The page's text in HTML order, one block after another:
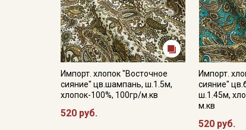
Импорт. хлопок "Восточное
сияние" цв.шампань, ш.1.5м,
хлопок-100%, 100гр/м.кв
520 руб.
Импорт.
сияние"
ш.1.45м,
м.кв
520 руб.